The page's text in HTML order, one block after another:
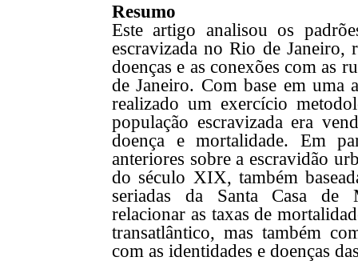
Resumo
Este artigo analisou os
escravizada no Rio de Janeiro,
doenças e as conexões com as
de Janeiro. Com base em uma
realizado um exercício
população escravizada era
doença e mortalidade. Em
anteriores sobre a escravidão
do século XIX, também
seriadas da Santa Casa de
relacionar as taxas de
transatlântico, mas também
com as identidades e doenças